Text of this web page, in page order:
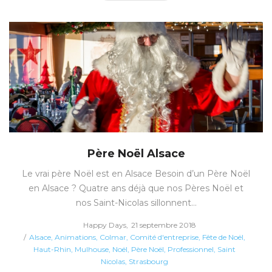
Père Noël Alsace
Le vrai père Noël est en Alsace Besoin d’un Père Noël
en Alsace ? Quatre ans déjà que nos Pères Noël et
nos Saint-Nicolas sillonnent…
Happy Days Posted
on
21 septembre 2018
Posted
in
Alsace Animations Colmar Comité d'entreprise Fête de Noël
Haut-Rhin Mulhouse Noël Père Noël Professionnel Saint
Nicolas Strasbourg